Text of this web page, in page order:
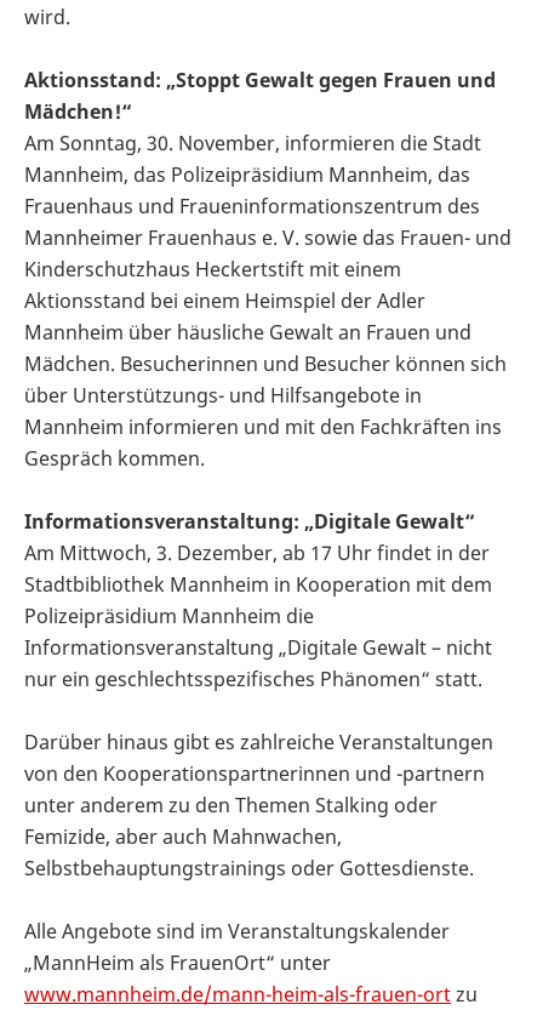
wird.
Aktionsstand: „Stoppt Gewalt gegen Frauen und
Mädchen!“
Am Sonntag, 30. November, informieren die Stadt
Mannheim, das Polizeipräsidium Mannheim, das
Frauenhaus und Fraueninformationszentrum des
Mannheimer Frauenhaus e. V. sowie das Frauen- und
Kinderschutzhaus Heckertstift mit einem
Aktionsstand bei einem Heimspiel der Adler
Mannheim über häusliche Gewalt an Frauen und
Mädchen. Besucherinnen und Besucher können sich
über Unterstützungs- und Hilfsangebote in
Mannheim informieren und mit den Fachkräften ins
Gespräch kommen.
Informationsveranstaltung: „Digitale Gewalt“
Am Mittwoch, 3. Dezember, ab 17 Uhr findet in der
Stadtbibliothek Mannheim in Kooperation mit dem
Polizeipräsidium Mannheim die
Informationsveranstaltung „Digitale Gewalt – nicht
nur ein geschlechtsspezifisches Phänomen“ statt.
Darüber hinaus gibt es zahlreiche Veranstaltungen
von den Kooperationspartnerinnen und -partnern
unter anderem zu den Themen Stalking oder
Femizide, aber auch Mahnwachen,
Selbstbehauptungstrainings oder Gottesdienste.
Alle Angebote sind im Veranstaltungskalender
„MannHeim als FrauenOrt“ unter
www.mannheim.de/mann-heim-als-frauen-ortzu